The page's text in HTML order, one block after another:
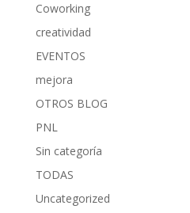
Coworking
creatividad
EVENTOS
mejora
OTROS BLOG
PNL
Sin categoría
TODAS
Uncategorized